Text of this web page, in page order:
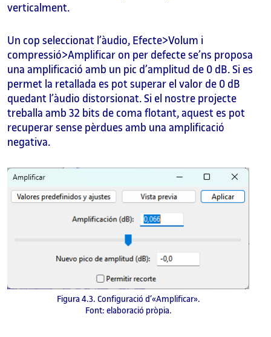
verticalment.
Un cop seleccionat l’àudio, Efecte>Volum i
compressió>Amplificar on per defecte se’ns proposa
una amplificació amb un pic d’amplitud de 0 dB. Si es
permet la retallada es pot superar el valor de 0 dB
quedant l’àudio distorsionat. Si el nostre projecte
treballa amb 32 bits de coma flotant, aquest es pot
recuperar sense pèrdues amb una amplificació
negativa.
Figura 4.3. Configuració d’«Amplificar».
Font: elaboració pròpia.